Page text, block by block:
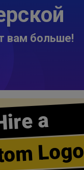
вам больше!
a
Logo